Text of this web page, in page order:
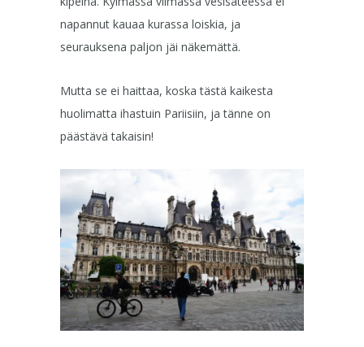
napannut kauaa kurassa loiskia, ja
seurauksena paljon jäi näkemättä.
Mutta se ei haittaa, koska tästä kaikesta
huolimatta ihastuin Pariisiin, ja tänne on
päästävä takaisin!